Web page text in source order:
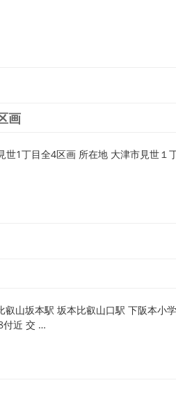
画
1丁目全4区画 所在地 大津市見世
山坂本駅 坂本比叡山口駅 下阪本
付近 交 …